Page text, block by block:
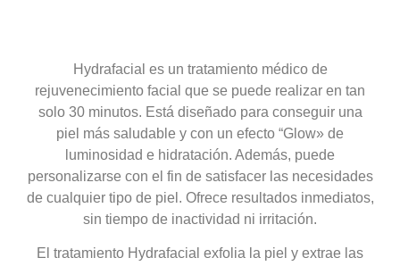
Hydrafacial es un tratamiento médico de
rejuvenecimiento facial que se puede realizar en tan
solo 30 minutos. Está diseñado para conseguir una
piel más saludable y con un efecto “Glow» de
luminosidad e hidratación. Además, puede
personalizarse con el fin de satisfacer las necesidades
de cualquier tipo de piel. Ofrece resultados inmediatos,
sin tiempo de inactividad ni irritación.
El tratamiento Hydrafacial exfolia la piel y extrae las